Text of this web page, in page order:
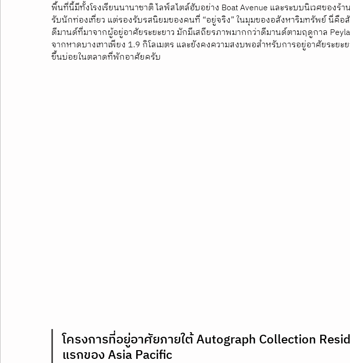
พื้นที่นี้มีทั้งโรงเรียนนานาชาติ ไลฟ์สไตล์ฮับอย่าง Boat Avenue และระบบนิเวศของร้า
รับนักท่องเที่ยว แต่รองรับรสนิยมของคนที่ “อยู่จริง” ในมุมของอสังหาริมทรัพย์ นี่คื
ดีมานด์ที่มาจากผู้อยู่อาศัยระยะยาว มักมีเสถียรภาพมากกว่าดีมานด์ตามฤดูกาล
จากหาดบางเทาเพียง 1.9 กิโลเมตร และยังคงความสงบพอสำหรับการอยู่อาศัยระยะ
ขึ้นบ่อยในตลาดที่พักอาศัยครับ
โครงการที่อยู่อาศัยภายใต้ Autograph Collection
แรกของ Asia Pacific